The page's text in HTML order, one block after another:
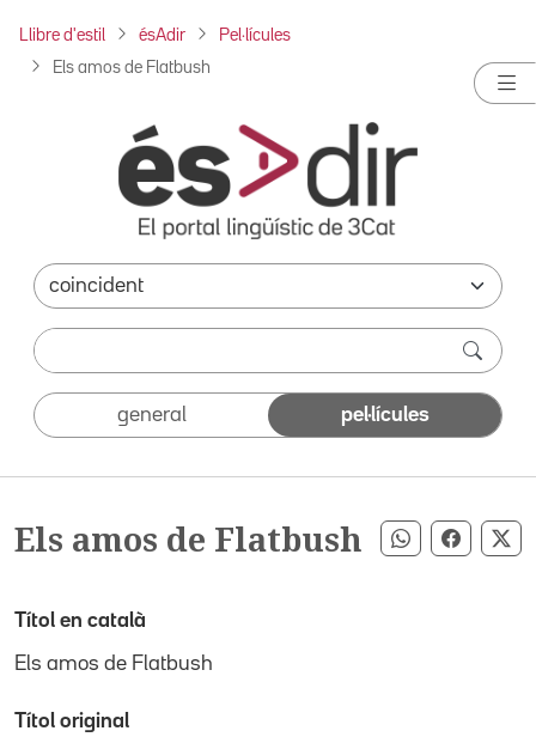
Llibre d'estil ésAdir Pel·lícules
Els amos de Flatbush
general pel·lícules
Els amos de Flatbush Compartir
Títol en català
Els amos de Flatbush
Títol original